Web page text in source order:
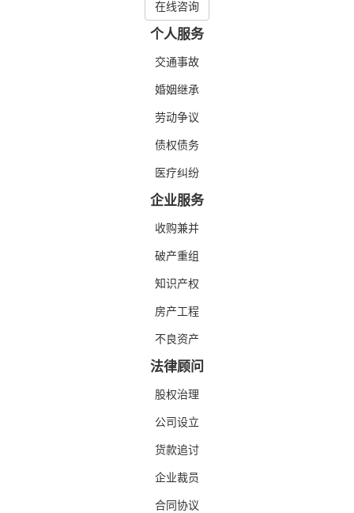
在线咨询
个人服务
交通事故
婚姻继承
劳动争议
债权债务
医疗纠纷
企业服务
收购兼并
破产重组
知识产权
房产工程
不良资产
法律顾问
股权治理
公司设立
货款追讨
企业裁员
合同协议